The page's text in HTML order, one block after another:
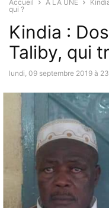
Accueil À LA UNE
qui ?
Kindia :
Taliby, qui
lundi, 09 septembre 2019 à